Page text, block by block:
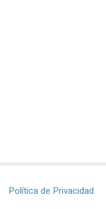
Política de Privacidad